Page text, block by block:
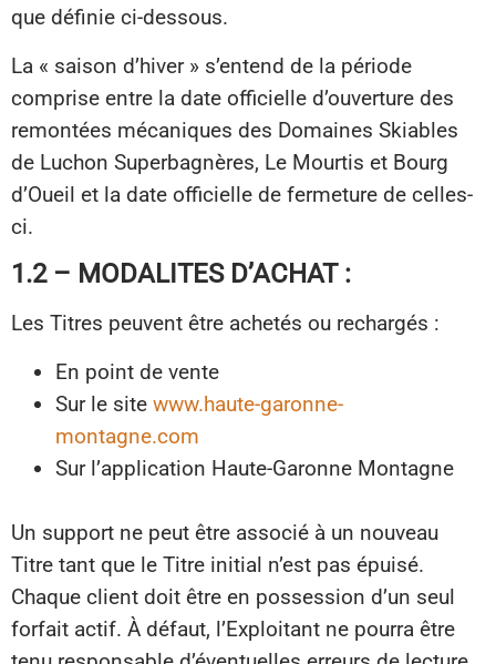
que définie ci-dessous.
La « saison d’hiver » s’entend de la période
comprise entre la date officielle d’ouverture des
remontées mécaniques des Domaines Skiables
de Luchon Superbagnères, Le Mourtis et Bourg
d’Oueil et la date officielle de fermeture de celles-
ci.
1.2 – MODALITES D’ACHAT :
Les Titres peuvent être achetés ou rechargés :
En point de vente
Sur le site www.haute-garonne-
montagne.com
Sur l’application Haute-Garonne Montagne
Un support ne peut être associé à un nouveau
Titre tant que le Titre initial n’est pas épuisé.
Chaque client doit être en possession d’un seul
forfait actif. À défaut, l’Exploitant ne pourra être